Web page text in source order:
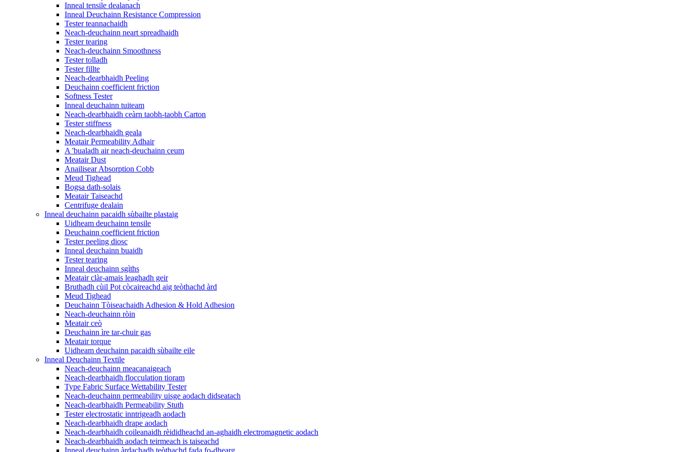
Inneal tensile dealanach
Inneal Deuchainn Resistance Compression
Tester teannachaidh
Neach-deuchainn neart spreadhaidh
Tester tearing
Neach-deuchainn Smoothness
Tester tolladh
Tester fillte
Neach-dearbhaidh Peeling
Deuchainn coefficient friction
Softness Tester
Inneal deuchainn tuiteam
Neach-dearbhaidh ceàrn taobh-taobh Carton
Tester stiffness
Neach-dearbhaidh geala
Meatair Permeability Adhair
A 'bualadh air neach-deuchainn ceum
Meatair Dust
Anailisear Absorption Cobb
Meud Tighead
Bogsa dath-solais
Meatair Taiseachd
Centrifuge dealain
Inneal deuchainn pacaidh sùbailte plastaig
Uidheam deuchainn tensile
Deuchainn coefficient friction
Tester peeling diosc
Inneal deuchainn buaidh
Tester tearing
Inneal deuchainn sgìths
Meatair clàr-amais leaghadh geir
Bruthadh cùil Pot còcaireachd aig teòthachd àrd
Meud Tighead
Deuchainn Tòiseachaidh Adhesion & Hold Adhesion
Neach-deuchainn ròin
Meatair ceò
Deuchainn ìre tar-chuir gas
Meatair torque
Uidheam deuchainn pacaidh sùbailte eile
Inneal Deuchainn Textile
Neach-deuchainn meacanaigeach
Neach-dearbhaidh flocculation tioram
Type Fabric Surface Wettability Tester
Neach-deuchainn permeability uisge aodach didseatach
Neach-dearbhaidh Permeability Stuth
Tester electrostatic inntrigeadh aodach
Neach-dearbhaidh drape aodach
Neach-dearbhaidh coileanaidh rèididheachd an-aghaidh electromagnetic aodach
Neach-dearbhaidh aodach teirmeach is taiseachd
Inneal deuchainn àrdachadh teòthachd fada fo-dhearg